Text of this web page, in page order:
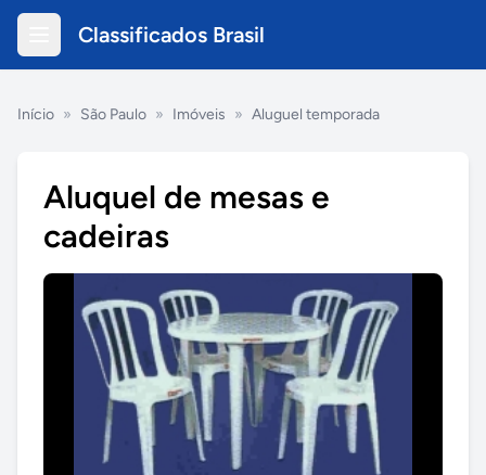
Classificados Brasil
Início » São Paulo » Imóveis » Aluguel temporada
Aluquel de mesas e
cadeiras